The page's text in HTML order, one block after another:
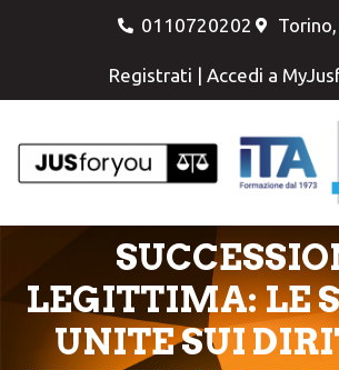
0110720202
Registrati | Accedi a
LEGITTIMA: LE
UNITE SUI